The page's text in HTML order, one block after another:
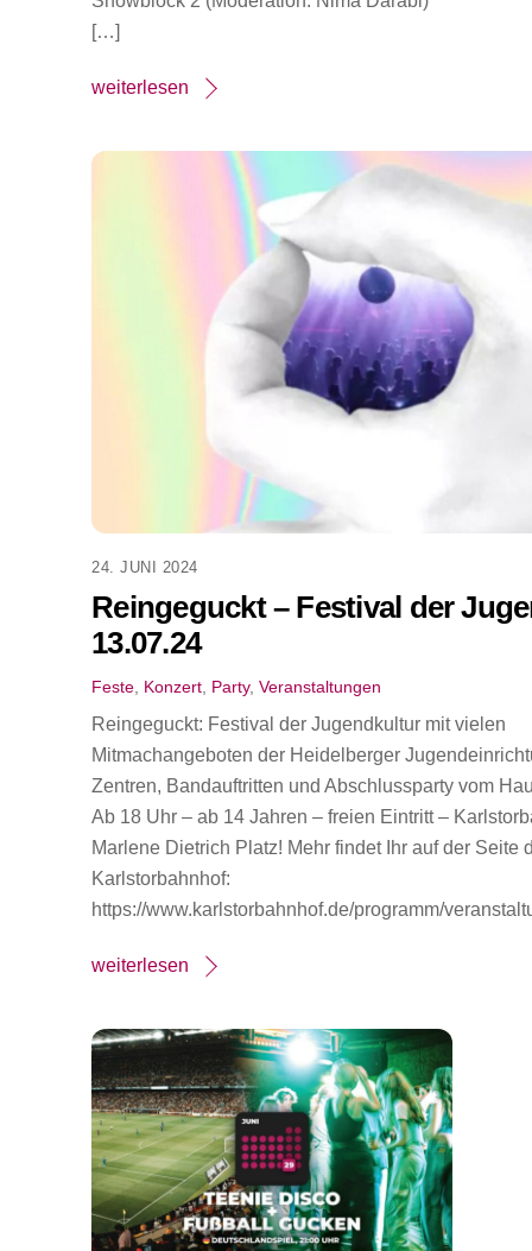
[…]
weiterlesen
24. JUNI 2024
Reingeguckt – Festival der
13.07.24
Feste Konzert Party,Veranstaltungen
Reingeguckt: Festival der Jugendkultur mit vielen
Mitmachangeboten der Heidelberger
Zentren, Bandauftritten und Abschlussparty vom
Ab 18 Uhr – ab 14 Jahren – freien Eintritt –
Marlene Dietrich Platz! Mehr findet Ihr auf der Seite
Karlstorbahnhof:
https://www.karlstorbahnhof.de/programm/
weiterlesen